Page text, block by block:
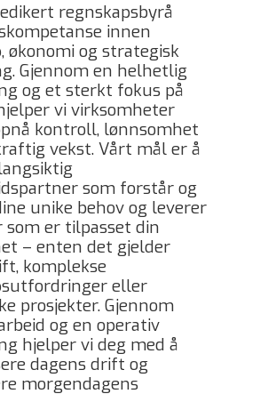
regnskapsbyrå
innen
økonomi og strategisk
Gjennom en helhetlig
og et sterkt fokus på
vi virksomheter
kontroll, lønnsomhet
vekst. Vårt mål er å
som forstår og
unike behov og leverer
som er tilpasset din
– enten det gjelder
komplekse
eller
prosjekter. Gjennom
og en operativ
hjelper vi deg med å
dagens drift og
morgendagens